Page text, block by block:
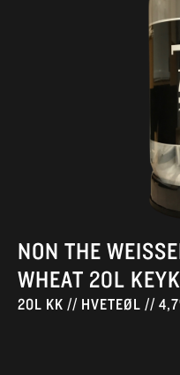
NON THE
WHEAT 20L
20L KK // HVETEØL //